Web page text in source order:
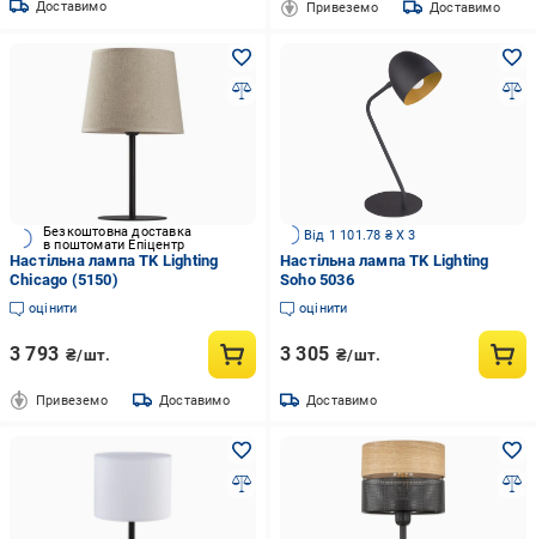
Доставимо Привеземо Доставимо
Безкоштовна доставка
в поштомати Епіцентр
Настільна лампа TK Lighting
Chicago (5150)
оцінити
3 793 ₴/шт.
Привеземо Доставимо
Від 1 101.78 ₴ X 3
Настільна лампа TK Lighting
Soho 5036
оцінити
3 305 ₴/шт.
Доставимо